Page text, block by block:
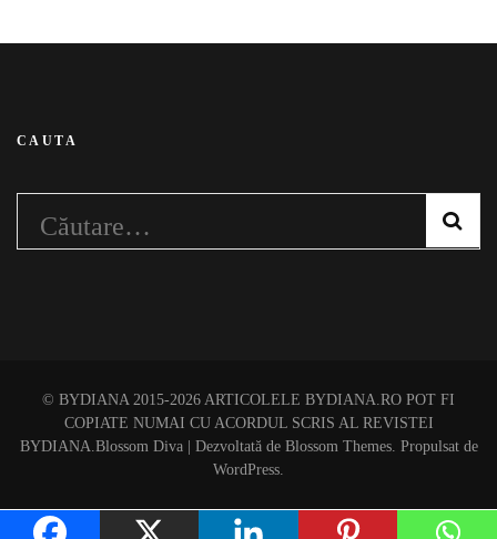
CAUTA
Caută
© BYDIANA 2015-2026 ARTICOLELE BYDIANA.RO POT FI
COPIATE NUMAI CU ACORDUL SCRIS AL REVISTEI
BYDIANA.Blossom Diva | Dezvoltată deBlossom Themes. Propulsat de
WordPress.